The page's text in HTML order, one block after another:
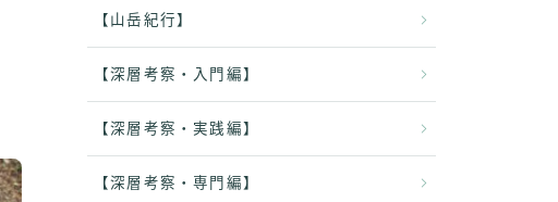
【山岳紀行】
【深層考察・入門編】
【深層考察・実践編】
【深層考察・専門編】